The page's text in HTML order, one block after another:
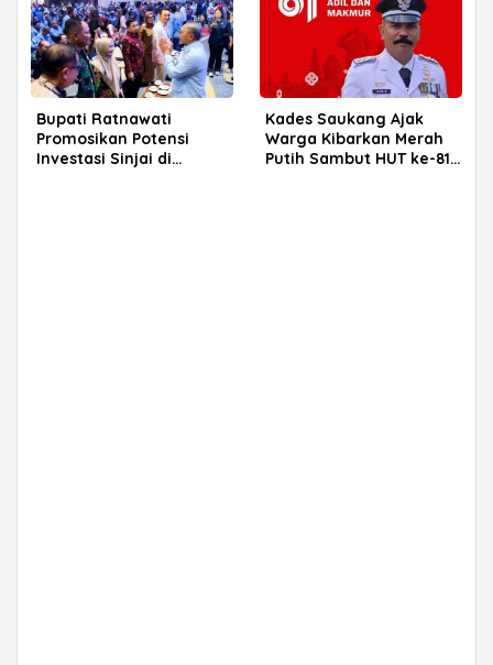
Bupati Ratnawati
Promosikan Potensi
Investasi Sinjai di
Kades Saukang Ajak
Warga Kibarkan Merah
Putih Sambut HUT ke-81